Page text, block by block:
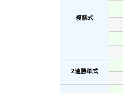
複勝式
2連勝単式